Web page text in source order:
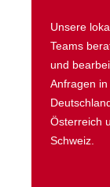
Unsere
Teams
und
Anfragen in
Österreich
Schweiz.